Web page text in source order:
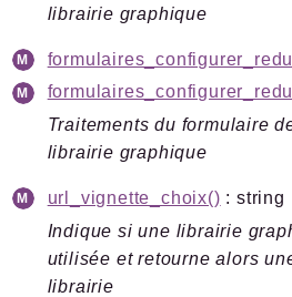
librairie graphique
Traitements du formulaire
librairie graphique
url_vignette_choix() : string
Indique si une librairie
utilisée et retourne alors
librairie